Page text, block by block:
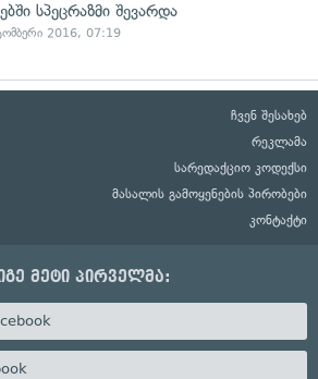
სპეცრაზმი შევარდა
2016, 07:19
ჩვენ შესახებ
რეკლამა
სარედაქციო კოდექსი
მასალის გამოყენების პირობები
კონტაქტი
მეტი პირველმა: